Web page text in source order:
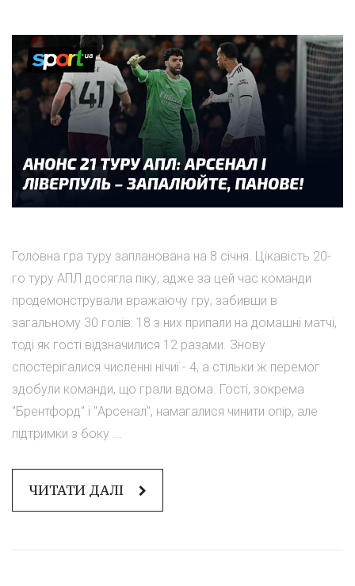
Головна гра туру запланована на 8 січня. Цікавість 20-
го туру АПЛ досягла піку, адже за цей час команди
продемонстрували вражаючу гру, забивши в
загальному 30 голів: 18 з них припали на домашні матчі,
тоді як гості відзначилися 12 разами. Знову
спостерігалися численні нічиї - 4, а стільки ж перемог
здобули команди, що грали вдома. Гості, зокрема
"Брентфорд" і "Арсенал", намагалися чинити опір, але
підтримки з боку ...
ЧИТАТИ ДАЛІ